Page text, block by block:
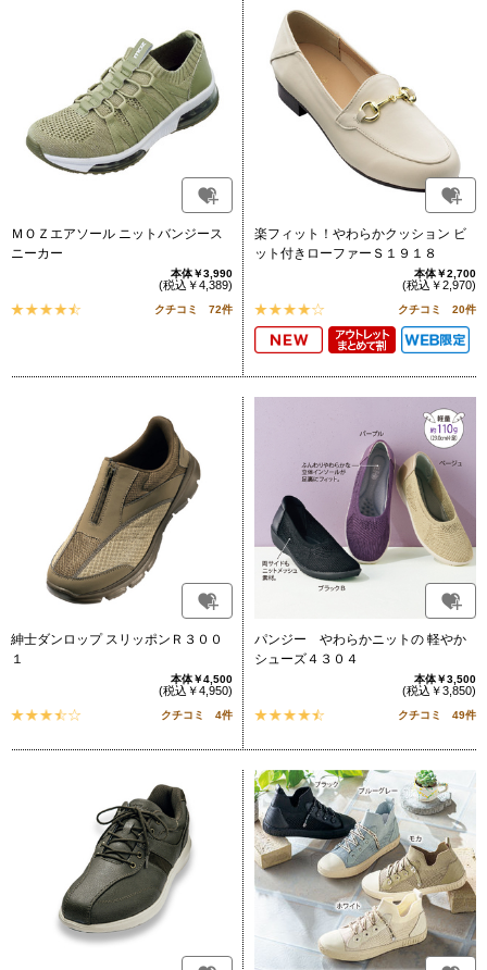
ＭＯＺエアソール ニットバンジース
ニーカー
本体￥3,990
(税込￥4,389)
クチコミ 72件
楽フィット！やわらかクッション ビ
ット付きローファーＳ１９１８
本体￥2,700
(税込￥2,970)
クチコミ 20件
紳士ダンロップ スリッポンＲ３００
１
本体￥4,500
(税込￥4,950)
クチコミ 4件
パンジー やわらかニットの 軽やか
シューズ４３０４
本体￥3,500
(税込￥3,850)
クチコミ 49件